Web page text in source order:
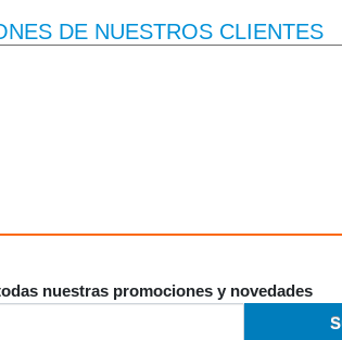
DE NUESTROS CLIENTES
nuestras promociones y novedades